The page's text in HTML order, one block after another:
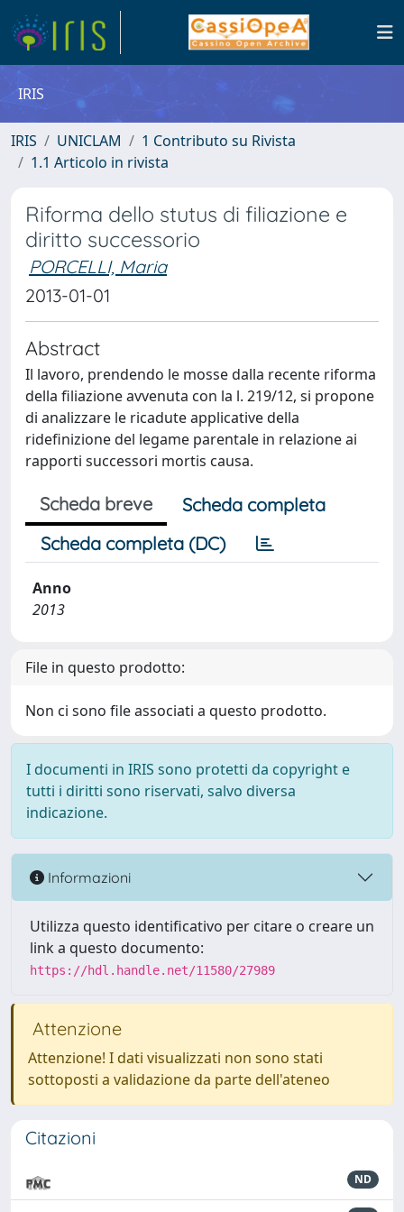
IRIS
IRIS UNICLAM
1 Contributo su Rivista
1.1 Articolo in rivista
Riforma dello stutus di filiazione e
diritto successorio
PORCELLI, Maria
2013-01-01
Abstract
Il lavoro, prendendo le mosse dalla recente riforma
della filiazione avvenuta con la l. 219/12, si propone
di analizzare le ricadute applicative della
ridefinizione del legame parentale in relazione ai
rapporti successori mortis causa.
Scheda breve
Scheda completa
Scheda completa (DC)
Anno
2013
File in questo prodotto:
Non ci sono file associati a questo prodotto.
I documenti in IRIS sono protetti da copyright e
tutti i diritti sono riservati, salvo diversa
indicazione.
Informazioni
Utilizza questo identificativo per citare o creare un
link a questo documento:
https://hdl.handle.net/11580/27989
Attenzione
Attenzione! I dati visualizzati non sono stati
sottoposti a validazione da parte dell'ateneo
Citazioni
ND